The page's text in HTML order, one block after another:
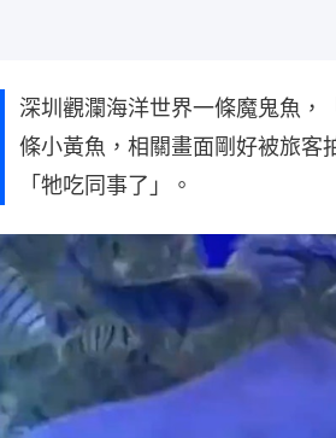
深圳觀瀾海洋世界一條魔鬼魚，
條小黃魚，相關畫面剛好被旅客
「牠吃同事了」。